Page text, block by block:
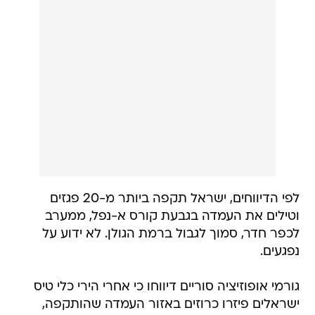
לפי הדיווחים, ישראל תקפה ביותר מ-20 פגזים
וטילים את העמדה בגבעת קורס א-נפל, ממערב
לכפר חדר, סמוך לגבול ברמת הגולן. לא ידוע על
נפגעים.
גורמי אופוזיציה סוריים דיווחו כי אחרי הירי כלי טיס
ישראלים פיזרו כרוזים באזור העמדה שהותקפה,